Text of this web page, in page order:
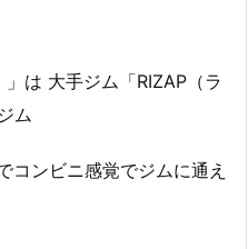
は 大手ジム「RIZAP（ラ
ム
コンビニ感覚でジムに通え